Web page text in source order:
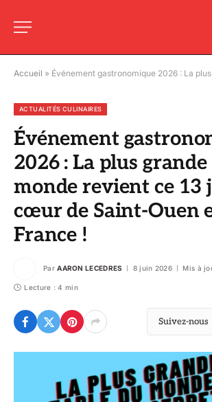
Accueil » Événement gastronomique 2026 : La plus grande table du monde revient ce 13
ACTUALITÉS CULINAIRES
Événement
2026 : La plus
monde revient ce 13
cœur de Saint-Ouen
France !
Par AARON LECEDRES 8 juin 2026 Mis à
Lecture : 4 min
Suivez-nous